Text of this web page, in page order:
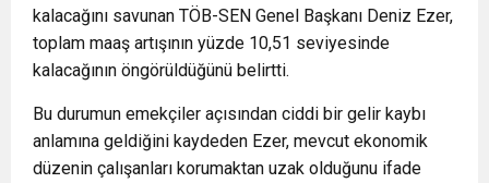
kalacağını savunan TÖB-SEN Genel Başkanı Deniz Ezer,
toplam maaş artışının yüzde 10,51 seviyesinde
kalacağının öngörüldüğünü belirtti.
Bu durumun emekçiler açısından ciddi bir gelir kaybı
anlamına geldiğini kaydeden Ezer, mevcut ekonomik
düzenin çalışanları korumaktan uzak olduğunu ifade